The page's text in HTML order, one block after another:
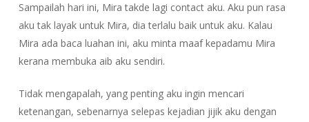
Sampailah hari ini, Mira takde lagi contact aku. Aku pun rasa
aku tak layak untuk Mira, dia terlalu baik untuk aku. Kalau
Mira ada baca luahan ini, aku minta maaf kepadamu Mira
kerana membuka aib aku sendiri.
Tidak mengapalah, yang penting aku ingin mencari
ketenangan, sebenarnya selepas kejadian jijik aku dengan